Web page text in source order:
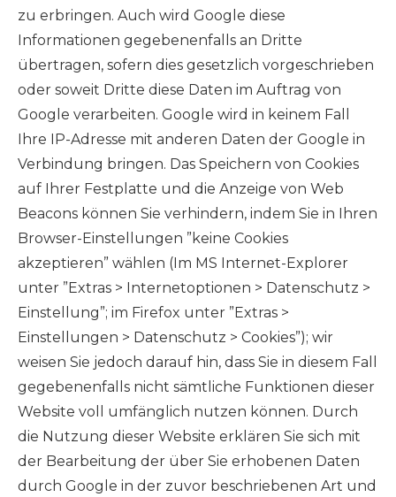
zu erbringen. Auch wird Google diese
Informationen gegebenenfalls an Dritte
übertragen, sofern dies gesetzlich vorgeschrieben
oder soweit Dritte diese Daten im Auftrag von
Google verarbeiten. Google wird in keinem Fall
Ihre IP-Adresse mit anderen Daten der Google in
Verbindung bringen. Das Speichern von Cookies
auf Ihrer Festplatte und die Anzeige von Web
Beacons können Sie verhindern, indem Sie in Ihren
Browser-Einstellungen ”keine Cookies
akzeptieren” wählen (Im MS Internet-Explorer
unter ”Extras > Internetoptionen > Datenschutz >
Einstellung”; im Firefox unter ”Extras >
Einstellungen > Datenschutz > Cookies”); wir
weisen Sie jedoch darauf hin, dass Sie in diesem Fall
gegebenenfalls nicht sämtliche Funktionen dieser
Website voll umfänglich nutzen können. Durch
die Nutzung dieser Website erklären Sie sich mit
der Bearbeitung der über Sie erhobenen Daten
durch Google in der zuvor beschriebenen Art und